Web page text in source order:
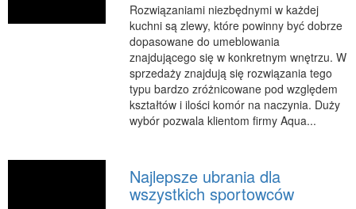
Salony Kosmetyczne
Sprzęt Medyczny
Oprogramowanie
Rozwiązaniami niezbędnymi w każdej
kuchni są zlewy, które powinny być dobrze
dopasowane do umeblowania
znajdującego się w konkretnym wnętrzu. W
sprzedaży znajdują się rozwiązania tego
typu bardzo zróżnicowane pod względem
kształtów i ilości komór na naczynia. Duży
wybór pozwala klientom firmy Aqua...
Najlepsze ubrania dla
wszystkich sportowców